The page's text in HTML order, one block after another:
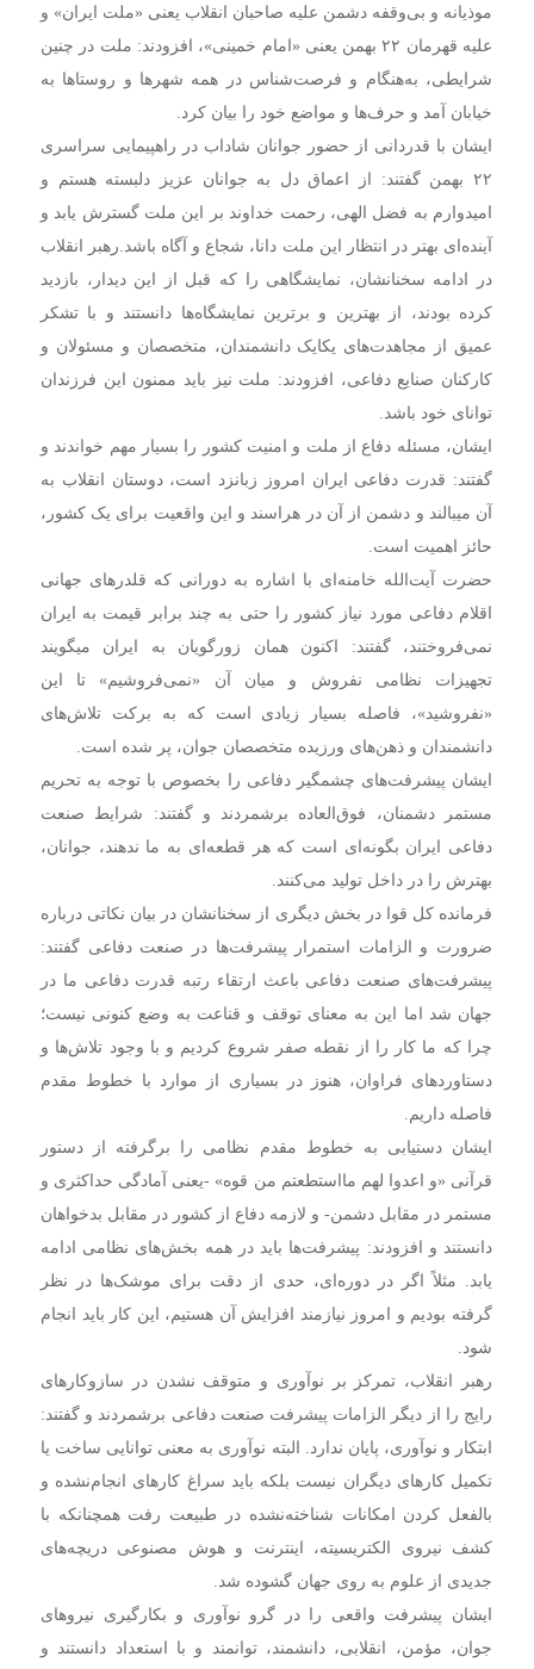
موذیانه و بی‌وقفه دشمن علیه صاحبان انقلاب یعنی «ملت ایران» و
علیه قهرمان ۲۲ بهمن یعنی «امام خمینی»،‌ افزودند: ملت در چنین
شرایطی، به‌هنگام و فرصت‌شناس در همه شهرها و روستاها به
خیابان آمد و حرف‌ها و مواضع خود را بیان کرد.
ایشان با قدردانی از حضور جوانان شاداب در راهپیمایی سراسری
۲۲ بهمن گفتند: از اعماق دل به جوانان عزیز دلبسته هستم و
امیدوارم به فضل الهی، رحمت خداوند بر این ملت گسترش یابد و
آینده‌ای بهتر در انتظار این ملت دانا، شجاع و آگاه باشد.رهبر انقلاب
در ادامه سخنانشان، نمایشگاهی را که قبل از این دیدار، بازدید
کرده بودند، از بهترین و برترین نمایشگاه‌ها دانستند و با تشکر
عمیق از مجاهدت‌های یکایک دانشمندان، متخصصان و مسئولان و
کارکنان صنایع دفاعی، افزودند: ملت نیز باید ممنون این فرزندان
توانای خود باشد.
ایشان، مسئله دفاع از ملت و امنیت کشور را بسیار مهم خواندند و
گفتند: قدرت دفاعی ایران امروز زبانزد است، دوستان انقلاب به
آن میبالند و دشمن از آن در هراسند و این واقعیت برای یک کشور،
حائز اهمیت است.
حضرت آیت‌الله خامنه‌ای با اشاره به دورانی که قلدرهای جهانی
اقلام دفاعی مورد نیاز کشور را حتی به چند برابر قیمت به ایران
نمی‌فروختند، گفتند: اکنون همان زورگویان به ایران میگویند
تجهیزات نظامی نفروش و میان آن «نمی‌فروشیم» تا این
«نفروشید»، فاصله بسیار زیادی است که به برکت تلاش‌های
دانشمندان و ذهن‌های ورزیده متخصصان جوان، پر شده است.
ایشان پیشرفت‌های چشمگیر دفاعی را بخصوص با توجه به تحریم
مستمر دشمنان،‌ فوق‌العاده برشمردند و گفتند: شرایط صنعت
دفاعی ایران بگونه‌ای است که هر قطعه‌ای به ما ندهند، جوانان،
بهترش را در داخل تولید می‌کنند.
فرمانده کل قوا در بخش دیگری از سخنانشان در بیان نکاتی درباره
ضرورت و الزامات استمرار پیشرفت‌ها در صنعت دفاعی گفتند:
پیشرفت‌های صنعت دفاعی باعث ارتقاء رتبه قدرت دفاعی ما در
جهان شد اما این به معنای توقف و قناعت به وضع کنونی نیست؛
چرا که ما کار را از نقطه صفر شروع کردیم و با وجود تلاش‌ها و
دستاوردهای فراوان، هنوز در بسیاری از موارد با خطوط مقدم
فاصله داریم.
ایشان دستیابی به خطوط مقدم نظامی را برگرفته از دستور
قرآنی «و اعدوا لهم مااستطعتم من قوه» -یعنی آمادگی حداکثری و
مستمر در مقابل دشمن- و لازمه دفاع از کشور در مقابل بدخواهان
دانستند و افزودند: پیشرفت‌ها باید در همه بخش‌های نظامی ادامه
یابد. مثلاً اگر در دوره‌ای، حدی از دقت برای موشک‌ها در نظر
گرفته بودیم و امروز نیازمند افزایش آن هستیم، این کار باید انجام
شود.
رهبر انقلاب، تمرکز بر نوآوری و متوقف نشدن در سازوکارهای
رایج را از دیگر الزامات پیشرفت صنعت دفاعی برشمردند و گفتند:
ابتکار و نوآوری، پایان ندارد. البته نوآوری به معنی توانایی ساخت یا
تکمیل کارهای دیگران نیست بلکه باید سراغ کارهای انجام‌نشده و
بالفعل کردن امکانات شناخته‌نشده در طبیعت رفت همچنانکه با
کشف نیروی الکتریسیته، اینترنت و هوش مصنوعی دریچه‌های
جدیدی از علوم به روی جهان گشوده شد.
ایشان پیشرفت واقعی را در گرو نوآوری و بکارگیری نیروهای
جوان، مؤمن، انقلابی، دانشمند، توانمند و با استعداد دانستند و